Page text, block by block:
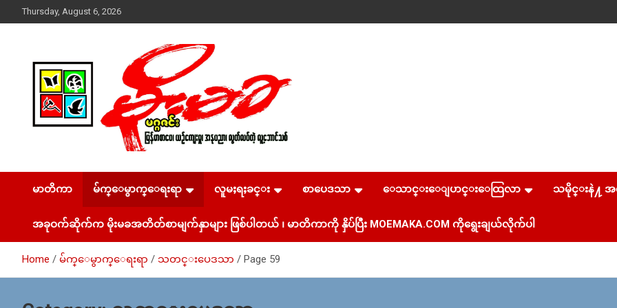
to
Thursday, August 6, 2026
MoeMaKa Burmese
News & Media
ယ္ေရး – အမွတ္ ၂၅၄၊ ပထပ္၊ လမ္း ၄၀၊ ေက်ာက္တံတား၊ ရန္ကုန္။
(ဖုုံး – ၀၉ ၂၅၂ ၂၄၉ ၀၉၄ ၊ ၀၉ ၄၂၁ ၇၄၃ ၇၅၃ ၊ ၀၉ ၅၀၄ ၁၀ ၅၈)
ျဖန္႔ခ်ိေရး – ဆိပ္ကမ္းသာစာေပ – အမွတ္ ၁၃ / ၃၈ လမ္း။ ပ
လာဇာေစ်းသစ္ ။ ၀၉ ၇၈၆၈၃၇ ၃၀၅ / ၀၉ ၉၆၃၆၉၉၈၃၄
မာတိကာ မ်က္ေမွာက္ေရးရာ လူမႈရႈခင္း စာပေဒသာ ေသာင္းေျပာင္းေထြလာ သမိုင္းနဲ႔ အ
အခုဝက်ဆိုက်က မိုးမခအတိတ်စာမျက်နှာများ ဖြစ်ပါတယ် ၊ မာတိကာကို နှိပ်ပြီး MOEMAKA.COM ကိုရွေးချယ်လိုက်ပါ
Home မ်က္ေမွာက္ေရးရာ သတင္းပေဒသာ Page 59